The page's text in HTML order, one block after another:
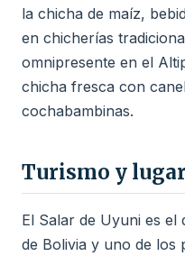
la chicha de maíz,
en chicherías
omnipresente en el
chicha fresca con
cochabambinas.
Turismo y
El Salar de Uyuni es el
de Bolivia y uno de los